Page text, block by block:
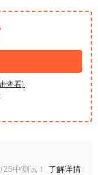
查看)
中测试！ 了解详情